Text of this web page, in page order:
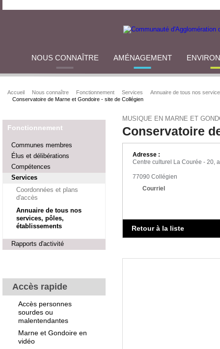
NOUS CONNAÎTRE AMÉNAGEMENT
Accueil Nous connaître Fonctionnement Services
Annuaire de tous nos
Conservatoire de Marne et Gondoire - site de Collégien
Fonctionnement
Communes membres
Élus et délibérations
Compétences
Services
Coordonnées et plans
d'accès
Annuaire de tous nos
services, pôles,
établissements
Rapports d'activité
Accès rapide
Accès personnes
sourdes ou
malentendantes
Marne et Gondoire en
vidéo
MUSIQUE EN MARNE ET
Conservatoire
Adresse :
Centre culturel La Courée - 20,
77090 Collégien
Courriel
Retour à la liste